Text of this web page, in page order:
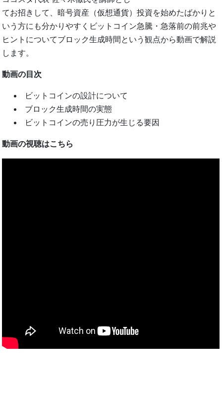
てお招きして、暗号資産（仮想通貨）投資を始めたばかりと
いう方にも分かりやすくビットコイン急騰・急落前の前兆や
ヒントについてブロック生成時間という観点から動画で解説
します。
動画の目次
ビットコインの設計について
ブロック生成時間の実態
ビットコインの売り圧力が生じる要因
動画の視聴はこちら